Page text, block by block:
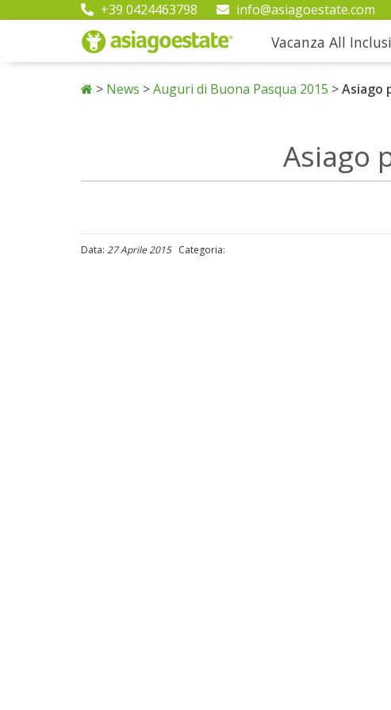
+39 0424463798 info@asiagoestate.com
Vacanza All
> News >Auguri di Buona Pasqua 2015 >Asiago
Asiago
Data: 27 Aprile 2015Categoria: